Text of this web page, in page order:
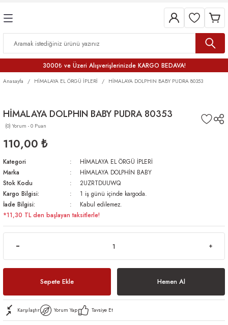
3000₺ ve Üzeri Alışverişlerinizde KARGO BEDAVA!
Anasayfa HİMALAYA EL ÖRGÜ İPLERİ HİMALAYA DOLPHIN BABY PUDRA 80353
HİMALAYA DOLPHIN BABY PUDRA 80353
(0) Yorum - 0 Puan
110,00 ₺
Kategori
HİMALAYA EL ÖRGÜ İPLERİ
Marka
HİMALAYA DOLPHİN BABY
Stok Kodu
2UZRTDUUWQ
Kargo Bilgisi:
1 iş günü içinde kargoda.
İade Bilgisi:
Kabul edilemez.
*11,30 TL den başlayan taksitlerle!
Sepete Ekle Hemen Al
Karşılaştır Yorum Yap Tavsiye Et